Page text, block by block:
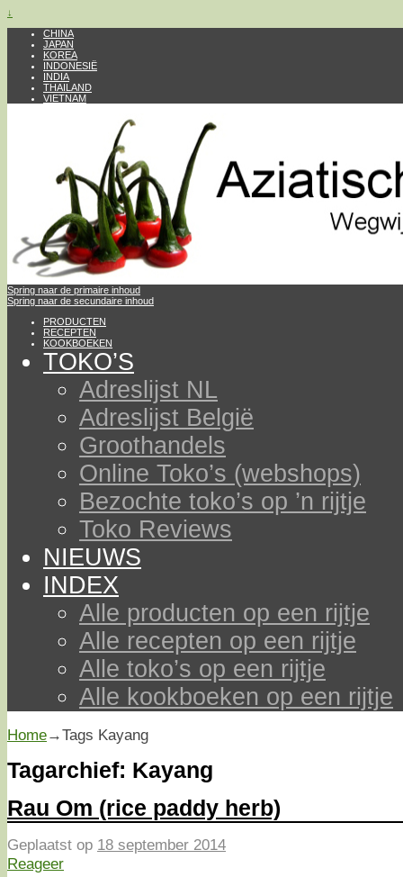
↓
CHINA
JAPAN
KOREA
INDONESIË
INDIA
THAILAND
VIETNAM
Spring naar de primaire inhoud
Spring naar de secundaire inhoud
PRODUCTEN
RECEPTEN
KOOKBOEKEN
TOKO’S
Adreslijst NL
Adreslijst België
Groothandels
Online Toko’s (webshops)
Bezochte toko’s op ’n rijtje
Toko Reviews
NIEUWS
INDEX
Alle producten op een rijtje
Alle recepten op een rijtje
Alle toko’s op een rijtje
Alle kookboeken op een rijtje
Home→Tags Kayang
Tagarchief: Kayang
Rau Om (rice paddy herb)
Geplaatst op 18 september 2014
Reageer